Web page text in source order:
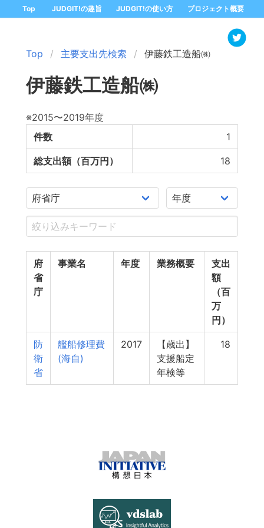
Top JUDGIT!の趣旨 JUDGIT!の使い方 プロジェクト概要
Top 主要支出先検索 伊藤鉄工造船㈱
伊藤鉄工造船㈱
※2015〜2019年度
件数
1
総支出額（百万円） 18
府
省
庁
事業名 年度 業務概要
支出
額
（百
万
円）
防
衛
省
艦船修理費
(海自)
2017
【歳出】
支援船定
年検等
18